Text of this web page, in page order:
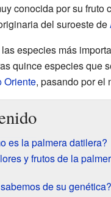
conocida por su fruto
del suroeste de
especies más
quince especies que
Oriente, pasando por el
es la palmera datilera?
y frutos de la
de su genética?